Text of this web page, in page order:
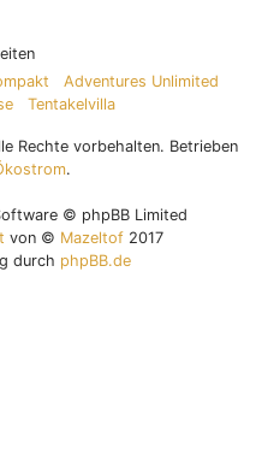
Adventures Unlimited
Tentakelvilla
Rechte vorbehalten. Betrieben
.
© phpBB Limited
von © Mazeltof2017
durch phpBB.de